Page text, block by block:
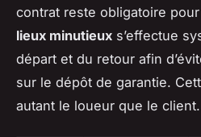
contrat reste obligatoire
lieux minutieux s’effectue
départ et du retour afin
sur le dépôt de garantie.
autant le loueur que le client.